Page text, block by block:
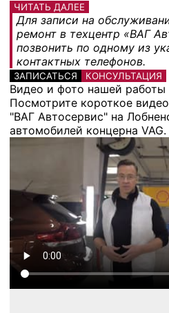
ЧИТАТЬ ДАЛЕЕ
Для записи на
ремонт в техцентр «ВАГ
позвонить по одному из
контактных телефонов.
ЗАПИСАТЬСЯ КОНСУЛЬТАЦИЯ
Видео и фото нашей работы
Посмотрите короткое
"ВАГ Автосервис" на
автомобилей концерна VAG.